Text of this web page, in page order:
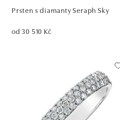
Prsten s diamanty Seraph Sky
od 30 510 Kč